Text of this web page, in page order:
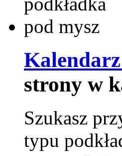
strony w
Szukasz
typu